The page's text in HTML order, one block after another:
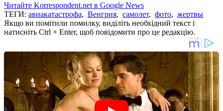
Читайте Korrespondent.net в Google News
ТЕГИ: авиакатастрофа, Венгрия, самолет, фото, жертвы
Якщо ви помітили помилку, виділіть необхідний текст і
натисніть Ctrl + Enter, щоб повідомити про це редакцію.